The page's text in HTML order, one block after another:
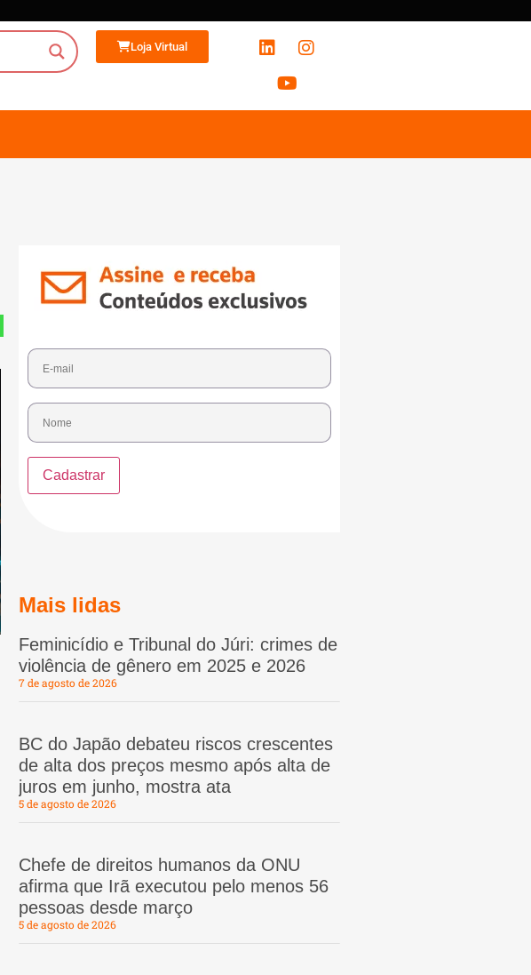
Loja Virtual
Mais lidas
Feminicídio e Tribunal do Júri: crimes de
violência de gênero em 2025 e 2026
7 de agosto de 2026
BC do Japão debateu riscos crescentes
de alta dos preços mesmo após alta de
juros em junho, mostra ata
5 de agosto de 2026
Chefe de direitos humanos da ONU
afirma que Irã executou pelo menos 56
pessoas desde março
5 de agosto de 2026